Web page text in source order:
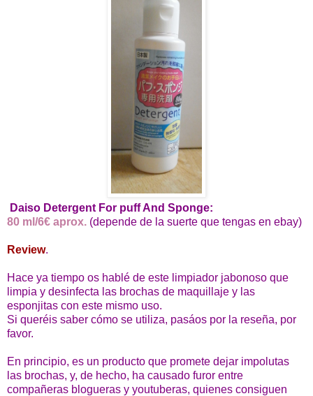
Daiso Detergent For puff And Sponge:
80 ml/6€ aprox. (depende de la suerte que tengas en ebay)
Review.
Hace ya tiempo os hablé de este limpiador jabonoso que
limpia y desinfecta las brochas de maquillaje y las
esponjitas con este mismo uso.
Si queréis saber cómo se utiliza, pasáos por la reseña, por
favor.
En principio, es un producto que promete dejar impolutas
las brochas, y, de hecho, ha causado furor entre
compañeras blogueras y youtuberas, quienes consiguen